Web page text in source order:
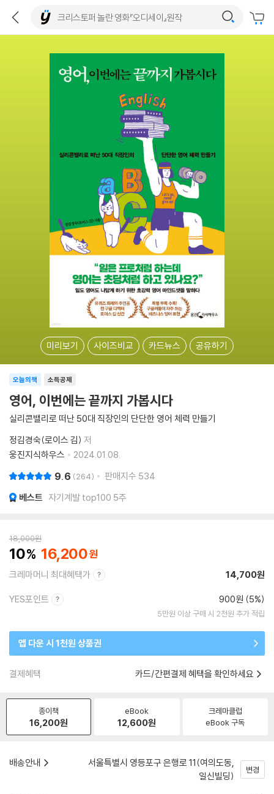
미리보기 사이즈비교 카드뉴스 공유하기
소득공제
오늘의책
영어, 이번에는 끝까지 가봅시다
실리콘밸리로 떠난 50대 직장인의 단단한 영어 체력 만들기
정김경숙(로이스 김) 저
웅진지식하우스
2024.01.08.
9.6 264 판매지수 534
베스트 자기계발 top100 5주
18,000원
10 16,200
크레마머니 최대혜택가 14,700원
YES포인트 900원 (5%)
5만원 이상 구매 시 2천원 추가 적립
앱 다운 시 1천원 상품권
결제혜택 카드/간편결제 혜택을 확인하세요
종이책
16,200원
eBook
12,600원
크레마클럽
eBook 구독
배송안내
서울특별시 영등포구 은행로 11(여의도동,
일신빌딩)
변경